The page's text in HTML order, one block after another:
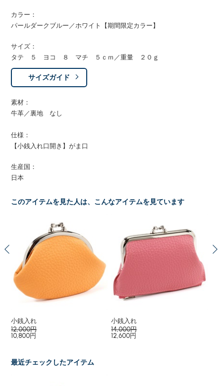
カラー：
パールダークブルー／ホワイト【期間限定カラー】
サイズ：
タテ ５ ヨコ ８ マチ ５ｃｍ／重量 ２０ｇ
サイズガイド
素材：
牛革／裏地 なし
仕様：
【小銭入れ口開き】がま口
生産国：
日本
このアイテムを見た人は、こんなアイテムを見ています
小銭入れ
12,000円
10,800円
小銭入れ
14,000円
12,600円
最近チェックしたアイテム